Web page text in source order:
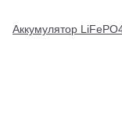
Аккумулятор